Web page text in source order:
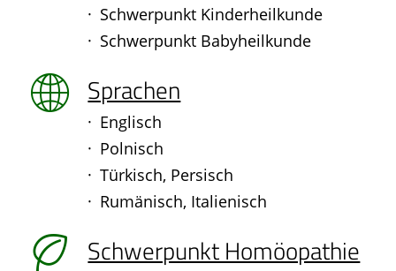
Schwerpunkt Kinderheilkunde
Schwerpunkt Babyheilkunde
Sprachen
Englisch
Polnisch
Türkisch, Persisch
Rumänisch, Italienisch
Schwerpunkt Homöopathie